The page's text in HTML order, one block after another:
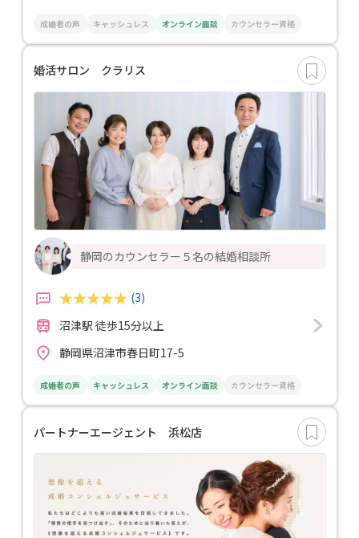
成婚者の声 キャッシュレス オンライン面談 カウンセラー資格
婚活サロン クラリス
静岡のカウンセラー５名の結婚相談所
(3)
沼津駅 徒歩15分以上
静岡県沼津市春日町17-5
成婚者の声 キャッシュレス オンライン面談 カウンセラー資格
パートナーエージェント 浜松店